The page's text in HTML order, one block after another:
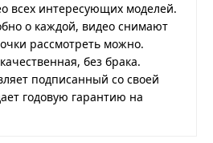
всех интересующих моделей.
о каждой, видео снимают
рассмотреть можно.
без брака.
подписанный со своей
годовую гарантию на